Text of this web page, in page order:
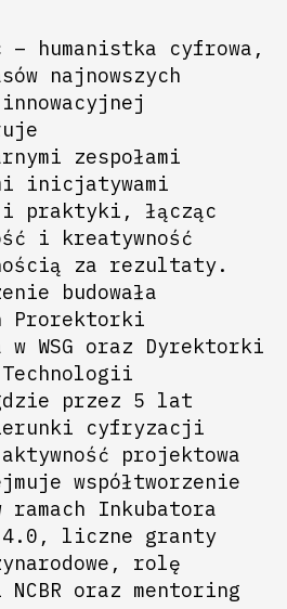
– humanistka cyfrowa,
najnowszych
zespołami
inicjatywami
praktyki, łącząc
i kreatywność
za rezultaty.
budowała
Prorektorki
WSG oraz Dyrektorki
Technologii
przez 5 lat
cyfryzacji
projektowa
współtworzenie
ramach Inkubatora
4.0, liczne granty
rolę
oraz mentoring